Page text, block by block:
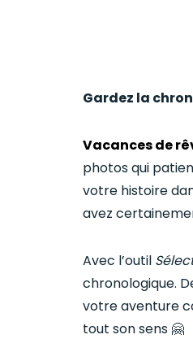
Gardez la
Vacances de
photos qui
votre histoire
avez
Avec l’outil
chronologique.
votre aventure
tout son sens 🤗